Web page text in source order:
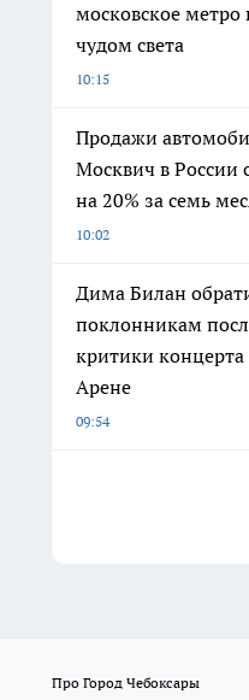
московское
чудом света
10:15
Продажи
Москвич в России
на 20% за семь
10:02
Дима Билан
поклонникам
критики
Арене
09:54
Про Город Чебоксары